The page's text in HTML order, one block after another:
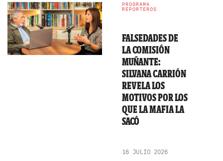
PROGRAMA
REPORTEROS
FALSEDADES DE
LA COMISIÓN
MUÑANTE:
SILVANA CARRIÓN
REVELA LOS
MOTIVOS POR LOS
QUE LA MAFIA LA
SACÓ
16 JULIO 2026